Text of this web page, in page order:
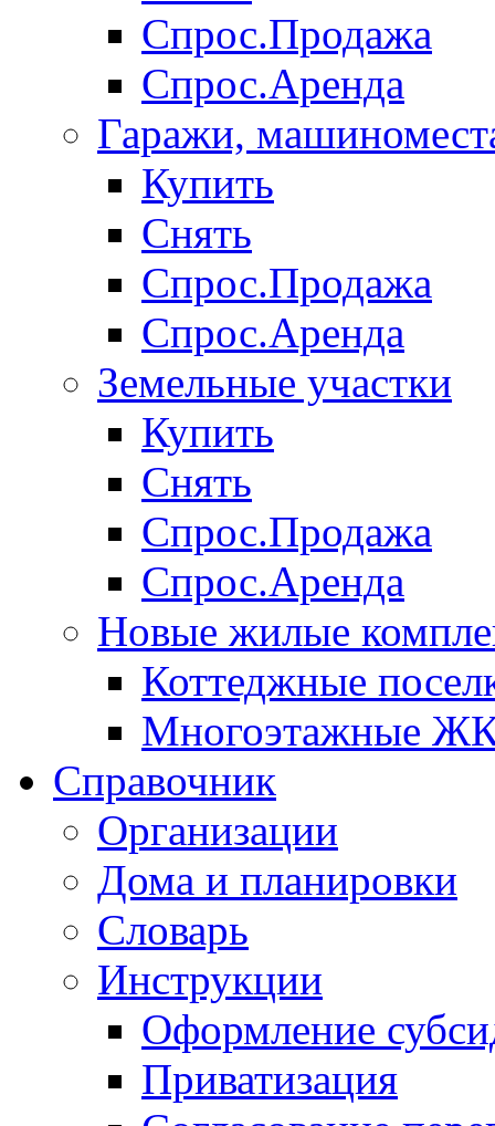
Спрос.Продажа
Спрос.Аренда
Гаражи,
Купить
Снять
Спрос.Продажа
Спрос.Аренда
Земельные участки
Купить
Снять
Спрос.Продажа
Спрос.Аренда
Новые жилые
Коттеджные
Многоэтажные
Справочник
Организации
Дома и планировки
Словарь
Инструкции
Оформление
Приватизация